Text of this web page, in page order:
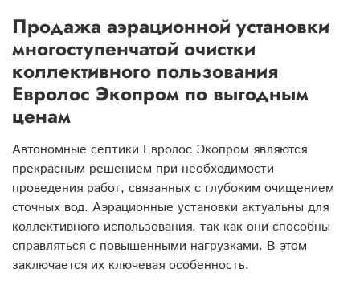
Продажа аэрационной установки
многоступенчатой очистки
коллективного пользования
Евролос Экопром по выгодным
ценам
Автономные септики Евролос Экопром являются
прекрасным решением при необходимости
проведения работ, связанных с глубоким очищением
сточных вод. Аэрационные установки актуальны для
коллективного использования, так как они способны
справляться с повышенными нагрузками. В этом
заключается их ключевая особенность.